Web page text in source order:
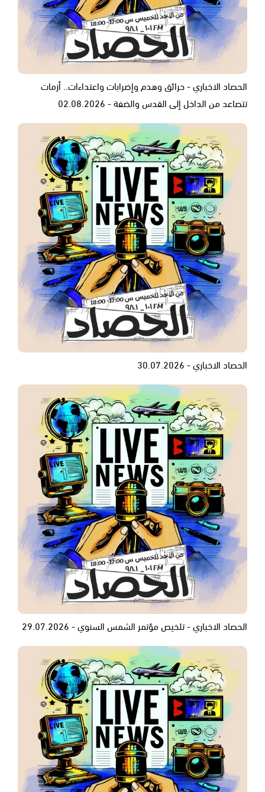
الحصاد الاخباري - حرائق وهدم وإضرابات واعتداءات.. أزمات
تتصاعد من الداخل إلى القدس والضفة - 02.08.2026
الحصاد الاخباري - 30.07.2026
الحصاد الاخباري - تلخيص مؤتمر الشمس السنوي - 29.07.2026